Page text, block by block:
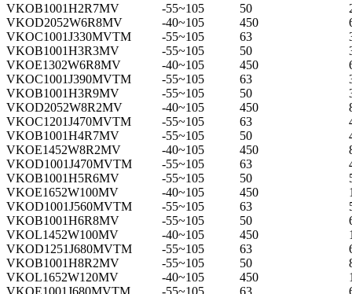
VKOB1001H2R7MV
-55~105 50
VKOD2052W6R8MV
-40~105 450
VKOC1001J330MVTM
-55~105 63
VKOB1001H3R3MV
-55~105 50
VKOE1302W6R8MV
-40~105 450
VKOC1001J390MVTM
-55~105 63
VKOB1001H3R9MV
-55~105 50
VKOD2052W8R2MV
-40~105 450
VKOC1201J470MVTM
-55~105 63
VKOB1001H4R7MV
-55~105 50
VKOE1452W8R2MV
-40~105 450
VKOD1001J470MVTM
-55~105 63
VKOB1001H5R6MV
-55~105 50
VKOE1652W100MV
-40~105 450
VKOD1001J560MVTM
-55~105 63
VKOB1001H6R8MV
-55~105 50
VKOL1452W100MV
-40~105 450
VKOD1251J680MVTM
-55~105 63
VKOB1001H8R2MV
-55~105 50
VKOL1652W120MV
-40~105 450
VKOE1001J680MVTM
-55~105 63